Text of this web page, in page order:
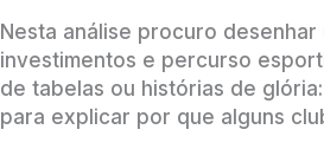
Nesta análise procuro
investimentos e percurso
de tabelas ou histórias de
para explicar por que alguns